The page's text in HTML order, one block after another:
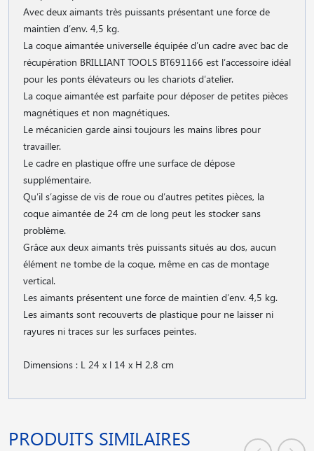
Avec deux aimants très puissants présentant une force de
maintien d′env. 4,5 kg.
La coque aimantée universelle équipée d′un cadre avec bac de
récupération BRILLIANT TOOLS BT691166 est l′accessoire idéal
pour les ponts élévateurs ou les chariots d′atelier.
La coque aimantée est parfaite pour déposer de petites pièces
magnétiques et non magnétiques.
Le mécanicien garde ainsi toujours les mains libres pour
travailler.
Le cadre en plastique offre une surface de dépose
supplémentaire.
Qu′il s′agisse de vis de roue ou d′autres petites pièces, la
coque aimantée de 24 cm de long peut les stocker sans
problème.
Grâce aux deux aimants très puissants situés au dos, aucun
élément ne tombe de la coque, même en cas de montage
vertical.
Les aimants présentent une force de maintien d′env. 4,5 kg.
Les aimants sont recouverts de plastique pour ne laisser ni
rayures ni traces sur les surfaces peintes.
Dimensions : L 24 x l 14 x H 2,8 cm
PRODUITS SIMILAIRES